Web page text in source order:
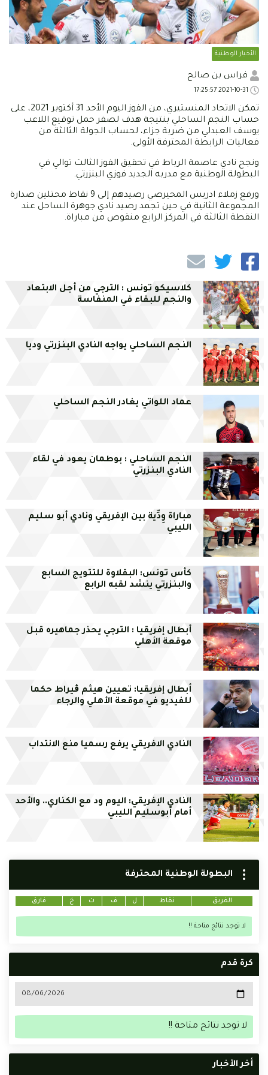
الأخبار الوطنية
فراس بن صالح
تمكن الاتحاد المنستيري، من الفوز اليوم الأحد 31 أكتوبر 2021، على
حساب النجم الساحلي بنتيجة هدف لصفر حمل توقيع اللاعب
يوسف العبدلي من ضربة جزاء، لحساب الجولة الثالثة من
فعاليات الرابطة المحترفة الأولى.
ونجح نادي عاصمة الرباط في تحقيق الفوز الثالث توالي في
البطولة الوطنية مع مدربه الجديد فوزي البنزرتي.
ورفع زملاء ادريس المحيرصي رصيدهم إلى 9 نقاط محتلين صدارة
المجموعة الثانية في حين تجمد رصيد نادي جوهرة الساحل عند
النقطة الثالثة في المركز الرابع منقوص من مباراة.
كلاسيكو تونس : الترجي من أجل الابتعاد
والنجم للبقاء في المنفاسة
النجم الساحلي يواجه النادي البنزرتي وديا
عماد اللواتي يغادر النجم الساحلي
النجم الساحلي : بوطمان يعود في لقاء
النادي البنزرتي
مباراة وِدِّية بين الإفريقي ونادي أبو سليم
الليبي
كأس تونس: البقلاوة للتتويج السابع
والبنزرتي ينشد لقبه الرابع
أبطال إفريقيا : الترجي يحذر جماهيره قبل
موقعة الأهلي
أبطال إفريقيا: تعيين هيثم ڨيراط حكما
للفيديو في موقعة الأهلي والرجاء
النادي الافريقي يرفع رسميا منع الانتداب
النادي الإفريقي: اليوم ود مع الكناري.. والأحد
أمام أبوسليم الليبي
البطولة الوطنية المحترفة
الفريق نقاط ل ف ت خ فارق
لا توجد نتائج متاحة !!
كرة قدم
لا توجد نتائج متاحة !!
أخر الأخبار